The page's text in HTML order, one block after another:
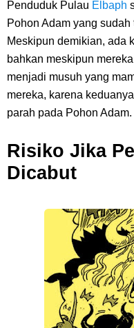
Penduduk Pulau Elbaph
Pohon Adam yang
Meskipun demikian, ada
bahkan meskipun
menjadi musuh yang
mereka, karena
parah pada Pohon Adam.
Risiko Jika
Dicabut